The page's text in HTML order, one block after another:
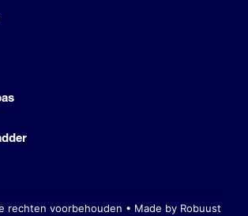
rechten voorbehouden • Made by Robuust